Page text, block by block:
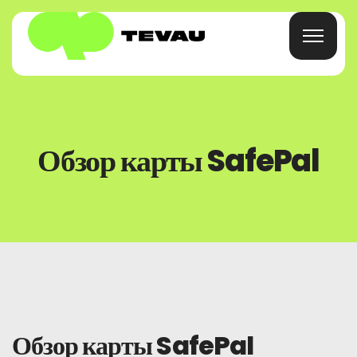
Карточка
Часто Задаваемые Вопросы
Обзор карты SafePal
Обзор карты SafePal